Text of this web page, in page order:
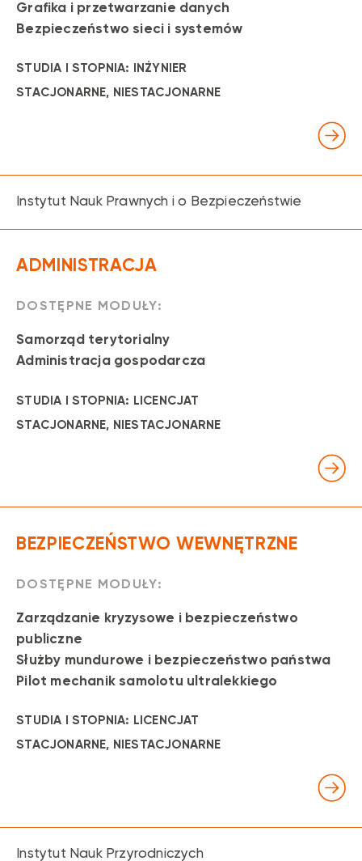
STUDIA I STOPNIA: INŻYNIER
STACJONARNE, NIESTACJONARNE
Grafika i przetwarzanie danych
Bezpieczeństwo sieci i systemów
Instytut Nauk Prawnych i o Bezpieczeństwie
STUDIA I STOPNIA: LICENCJAT
STACJONARNE, NIESTACJONARNE
ADMINISTRACJA
DOSTĘPNE MODUŁY:
Samorząd terytorialny
Administracja gospodarcza
STUDIA I STOPNIA: LICENCJAT
STACJONARNE, NIESTACJONARNE
BEZPIECZEŃSTWO WEWNĘTRZNE
DOSTĘPNE MODUŁY:
Zarządzanie kryzysowe i bezpieczeństwo
publiczne
Służby mundurowe i bezpieczeństwo państwa
Pilot mechanik samolotu ultralekkiego
Instytut Nauk Przyrodniczych